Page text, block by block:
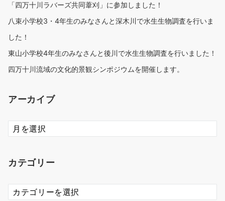
「四万十川ラバーズ共同葦刈」に参加しました！
八束小学校3・4年生のみなさんと深木川で水生生物調査を行いま
した！
東山小学校4年生のみなさんと後川で水生生物調査を行いました！
四万十川流域の文化的景観シンポジウムを開催します。
アーカイブ
ア
ー
ブ
カテゴリー
カ
テ